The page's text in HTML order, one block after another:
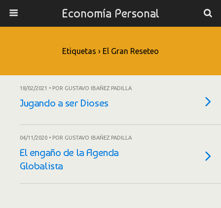
Economía Personal
Etiquetas › El Gran Reseteo
18/02/2021 • POR GUSTAVO IBAÑEZ PADILLA
Jugando a ser Dioses
04/11/2020 • POR GUSTAVO IBAÑEZ PADILLA
El engaño de la Agenda
Globalista